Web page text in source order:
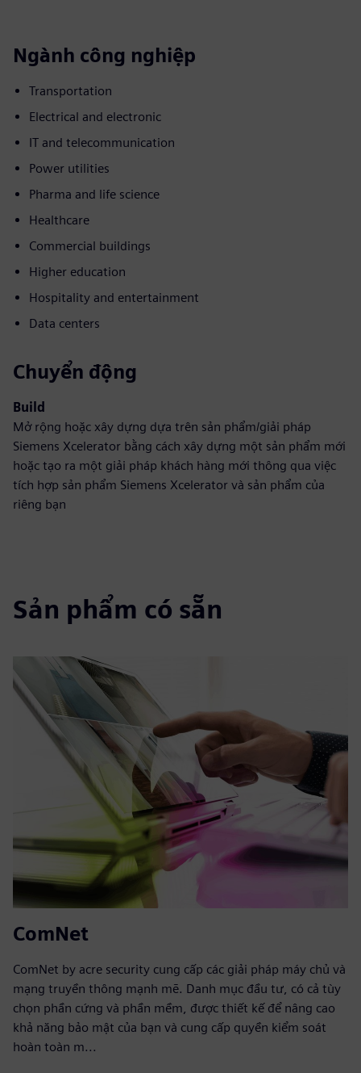
Ngành công nghiệp
Transportation
Electrical and electronic
IT and telecommunication
Power utilities
Pharma and life science
Healthcare
Commercial buildings
Higher education
Hospitality and entertainment
Data centers
Chuyển động
Build
Mở rộng hoặc xây dựng dựa trên sản phẩm/giải pháp
Siemens Xcelerator bằng cách xây dựng một sản phẩm mới
hoặc tạo ra một giải pháp khách hàng mới thông qua việc
tích hợp sản phẩm Siemens Xcelerator và sản phẩm của
riêng bạn
Sản phẩm có sẵn
ComNet
ComNet by acre security cung cấp các giải pháp máy chủ và
mạng truyền thông mạnh mẽ. Danh mục đầu tư, có cả tùy
chọn phần cứng và phần mềm, được thiết kế để nâng cao
khả năng bảo mật của bạn và cung cấp quyền kiểm soát
hoàn toàn m...